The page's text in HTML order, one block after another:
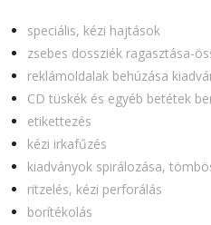
speciális, kézi hajtások
zsebes dossziék ragasztása-
reklámoldalak behúzása
CD tüskék és egyéb betétek
etikettezés
kézi irkafűzés
kiadványok spirálozása,
ritzelés, kézi perforálás
borítékolás